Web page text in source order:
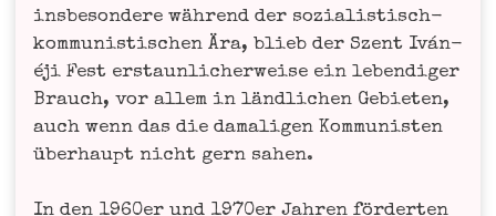
ins­be­son­de­re wäh­rend der sozia­lis­tisch-
kom­mu­nis­ti­schen Ära, blieb der Szent Iván-
éji Fest erstaun­li­cher­wei­se ein leben­di­ger
Brauch, vor allem in länd­li­chen Gebie­ten,
auch wenn das die dama­li­gen Kom­mu­nis­ten
über­haupt nicht gern sahen.
In den 1960er und 1970er Jah­ren för­der­ten